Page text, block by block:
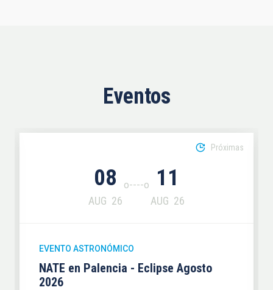
Eventos
08
AUG 26
11
AUG 26
Próximas
EVENTO ASTRONÓMICO
NATE en Palencia - Eclipse Agosto
2026